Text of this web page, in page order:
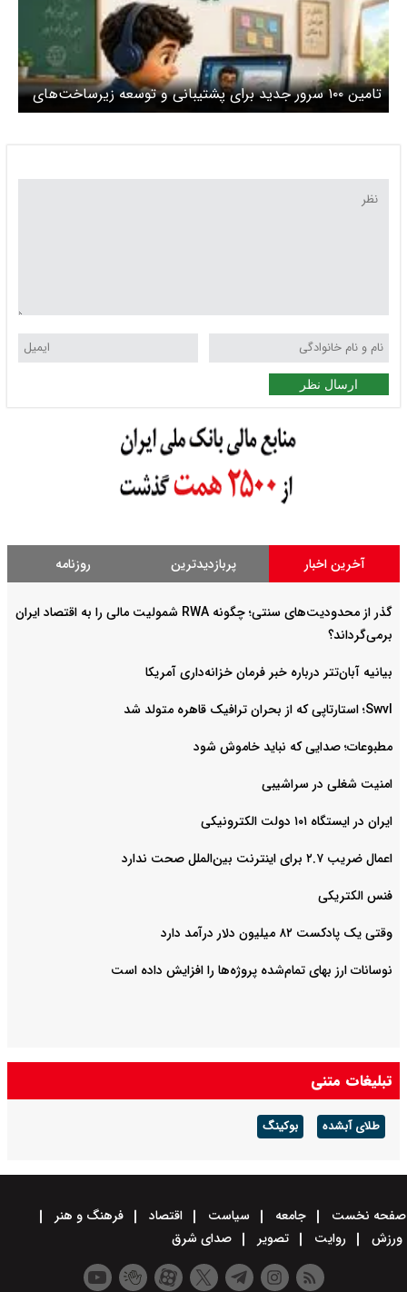
تامین ۱۰۰ سرور جدید برای پشتیبانی و توسعه زیرساخت‌های
«شاد»
ارسال نظر
آخرین اخبار پربازدیدترین روزنامه
گذر از محدودیت‌های سنتی؛ چگونه RWA شمولیت مالی را به اقتصاد ایران
برمی‌گرداند؟
بیانیه آبان‌تتر درباره خبر فرمان خزانه‌داری آمریکا
Swvl؛ استارتاپی که از بحران ترافیک قاهره متولد شد
مطبوعات؛ صدایی که نباید خاموش شود
امنیت شغلی در سراشیبی
ایران در ایستگاه ۱۰۱ دولت الکترونیکی
اعمال ضریب ۲.۷ برای اینترنت بین‌الملل صحت ندارد
فنس الکتریکی
وقتی یک پادکست ۸۲ میلیون دلار درآمد دارد
نوسانات ارز بهای تمام‌شده پروژه‌ها را افزایش داده است
تبلیغات متنی
طلای آبشده بوکینگ
صفحه نخست جامعه سیاست اقتصاد
فرهنگ و هنر
ورزش
روایت تصویر صدای شرق